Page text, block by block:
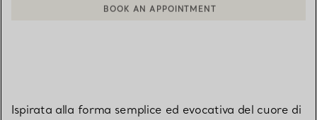
CONTATTA UN CONSULENTE CLIENTI O PRENOTA UN
Ispirata alla forma semplice ed evocativa del cuore di